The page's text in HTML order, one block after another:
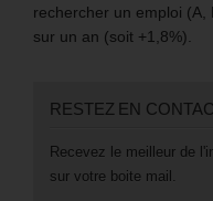
rechercher un emploi
sur un an (soit +1,8%).
RESTEZ EN
Recevez le meilleur de
sur votre boite mail.